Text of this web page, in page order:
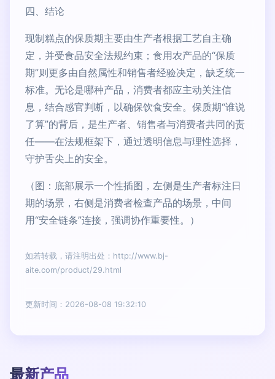
四、结论
现制糕点的保质期主要由生产者根据工艺自主确
定，并受食品安全法规约束；食用农产品的“保质
期”则更多由自然属性和销售者经验决定，缺乏统一
标准。无论是哪种产品，消费者都应主动关注信
息，结合感官判断，以确保饮食安全。保质期“谁说
了算”的背后，是生产者、销售者与消费者共同的责
任——在法规框架下，通过透明信息与理性选择，
守护舌尖上的安全。
（图：底部展示一个性插图，左侧是生产者标注日
期的场景，右侧是消费者检查产品的场景，中间
用“安全链条”连接，强调协作重要性。）
如若转载，请注明出处：http://www.bj-
aite.com/product/29.html
更新时间：2026-08-08 19:32:10
最新产品